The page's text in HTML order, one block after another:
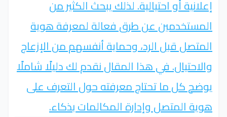
إعلانية أو احتيالية. لذلك يبحث الكثير من
المستخدمين عن طرق فعالة لمعرفة هوية
المتصل قبل الرد، وحماية أنفسهم من الإزعاج
والاحتيال. في هذا المقال نقدم لك دليلًا شاملًا
يوضح كل ما تحتاج معرفته حول التعرف على
هوية المتصل وإدارة المكالمات بذكاء.